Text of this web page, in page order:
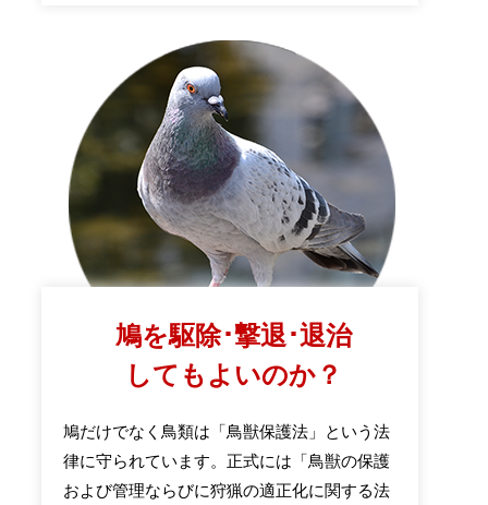
鳩を駆除･撃退･退治
してもよいのか？
鳩だけでなく鳥類は「鳥獣保護法」という法
律に守られています。正式には「鳥獣の保護
および管理ならびに狩猟の適正化に関する法